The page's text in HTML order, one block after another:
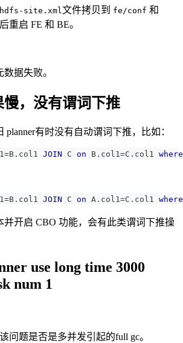
hdfs-site.xml 文件拷贝到 fe/conf 和
重启 FE 和 BE。
据失败。
，没有谓词下推
planner有时没有自动谓词下推，比如：
=B . col1 JOIN C on B . col1=C . col1 where
=B . col1 JOIN C on A . col1=C . col1 where
并开启 CBO 功能，会有此类谓词下推操
use long time 3000
num 1
问题是否是多并发引起的full gc。